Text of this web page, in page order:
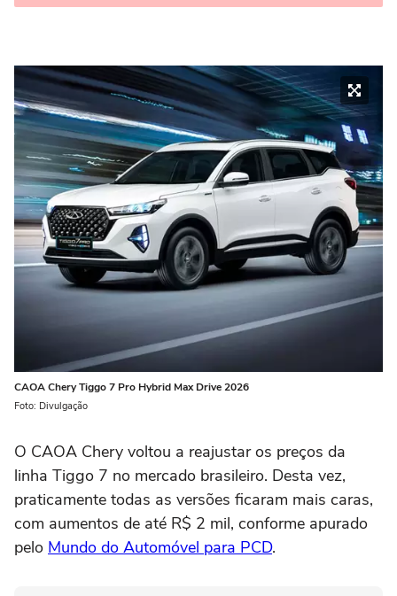
CAOA Chery Tiggo 7 Pro Hybrid Max Drive 2026
Foto: Divulgação
O CAOA Chery voltou a reajustar os preços da
linha Tiggo 7 no mercado brasileiro. Desta vez,
praticamente todas as versões ficaram mais caras,
com aumentos de até R$ 2 mil, conforme apurado
pelo Mundo do Automóvel para PCD.